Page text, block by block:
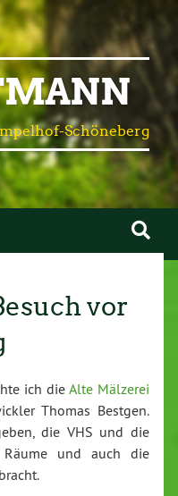
Schöneberg
vor
ich die Alte Mälzerei
Thomas Bestgen.
die VHS und die
Räume und auch die